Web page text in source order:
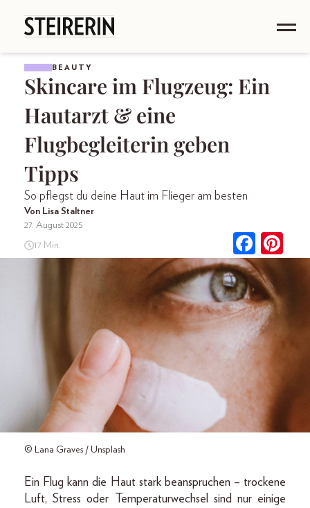
BEAUTY
Skincare im Flugzeug: Ein
Hautarzt & eine
Flugbegleiterin geben
Tipps
So pflegst du deine Haut im Flieger am besten
Von Lisa Staltner
27. August 2025
17 Min.
© Lana Graves / Unsplash
Ein Flug kann die Haut stark beanspruchen – trockene
Luft, Stress oder Temperaturwechsel sind nur einige